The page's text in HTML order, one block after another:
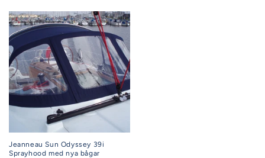
Jeanneau Sun Odyssey 39i
Sprayhood med nya bågar